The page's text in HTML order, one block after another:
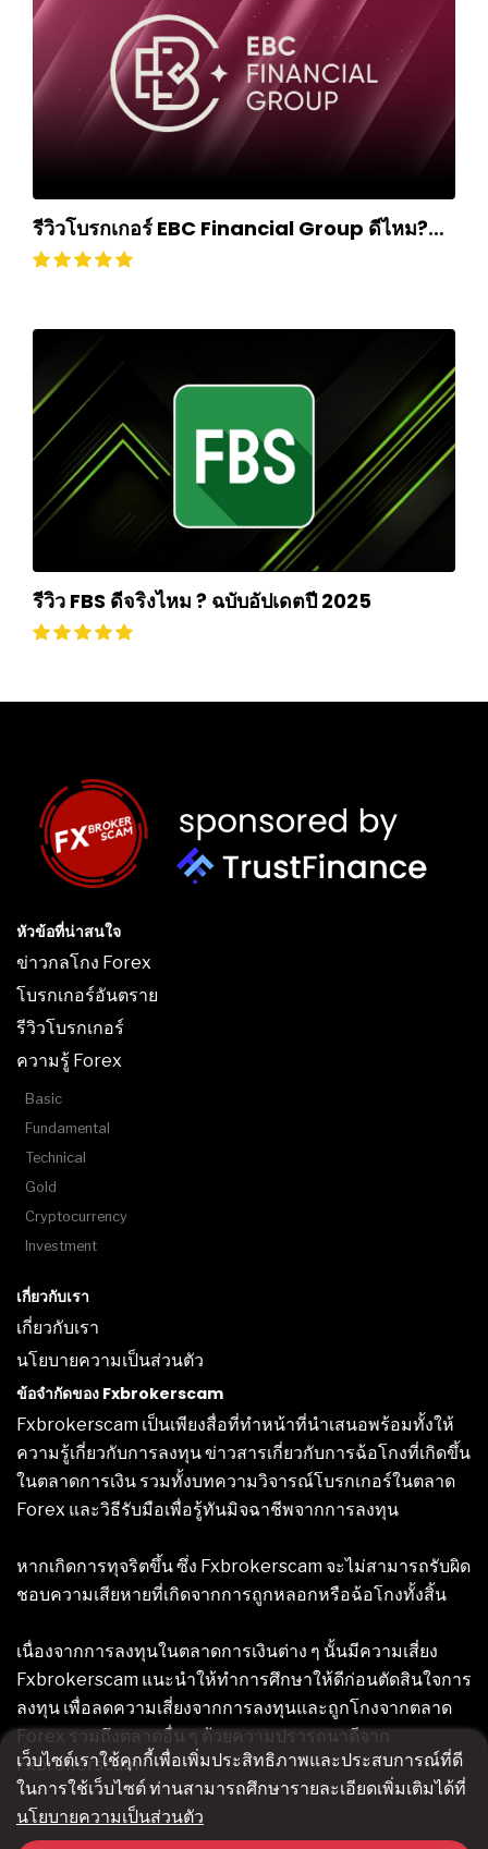
เว็บไซต์เราใช้คุกกี้เพื่อเพิ่มประสิทธิภาพและประสบการณ์ที่ดี
ในการใช้เว็บไซต์ ท่านสามารถศึกษารายละเอียดเพิ่มเติมได้ที่
นโยบายความเป็นส่วนตัว
รีวิวโบรกเกอร์ EBC Financial Group ดีไหม?
ถอนเงินยากหรือไม่? อัปเดตปี 2024
รีวิว FBS ดีจริงไหม ? ฉบับอัปเดตปี 2025
หัวข้อที่น่าสนใจ
ข่าวกลโกง Forex
โบรกเกอร์อันตราย
รีวิวโบรกเกอร์
ความรู้ Forex
Basic
Fundamental
Technical
Gold
Cryptocurrency
Investment
เกี่ยวกับเรา
เกี่ยวกับเรา
นโยบายความเป็นส่วนตัว
ข้อจำกัดของ Fxbrokerscam
Fxbrokerscam เป็นเพียงสื่อที่ทำหน้าที่นำเสนอพร้อมทั้งให้
ความรู้เกี่ยวกับการลงทุน ข่าวสารเกี่ยวกับการฉ้อโกงที่เกิดขึ้น
ในตลาดการเงิน รวมทั้งบทความวิจารณ์โบรกเกอร์ในตลาด
Forex และวิธีรับมือเพื่อรู้ทันมิจฉาชีพจากการลงทุน
หากเกิดการทุจริตขึ้น ซึ่ง Fxbrokerscam จะไม่สามารถรับผิด
ชอบความเสียหายที่เกิดจากการถูกหลอกหรือฉ้อโกงทั้งสิ้น
เนื่องจากการลงทุนในตลาดการเงินต่าง ๆ นั้นมีความเสี่ยง
Fxbrokerscam แนะนำให้ทำการศึกษาให้ดีก่อนตัดสินใจการ
ลงทุน เพื่อลดความเสี่ยงจากการลงทุนและถูกโกงจากตลาด
Forex รวมถึงตลาดอื่น ๆ ด้วยความปรารถนาดีจาก
Fxbrokerscam